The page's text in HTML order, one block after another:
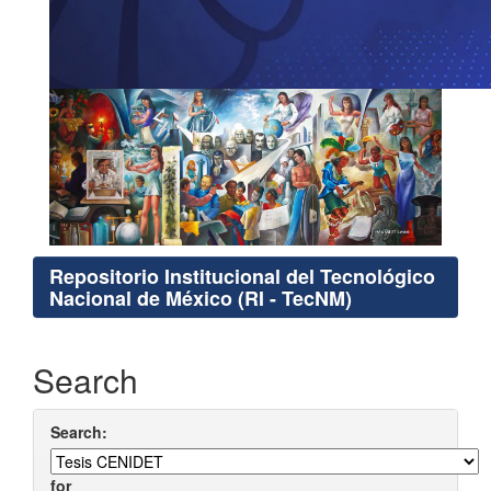
Repositorio Institucional del Tecnológico
Nacional de México (RI - TecNM)
Search
Search:
for